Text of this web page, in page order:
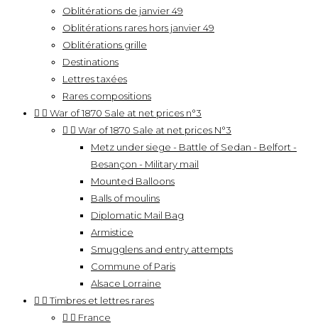
Oblitérations de janvier 49
Oblitérations rares hors janvier 49
Oblitérations grille
Destinations
Lettres taxées
Rares compositions
  War of 1870 Sale at net prices n°3
  War of 1870 Sale at net prices N°3
Metz under siege - Battle of Sedan - Belfort -
Besançon - Military mail
Mounted Balloons
Balls of moulins
Diplomatic Mail Bag
Armistice
Smugglens and entry attempts
Commune of Paris
Alsace Lorraine
  Timbres et lettres rares
  France